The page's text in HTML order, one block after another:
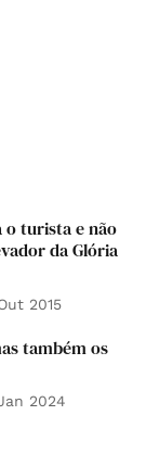
o turista e não
da Glória
2015
também os
2024